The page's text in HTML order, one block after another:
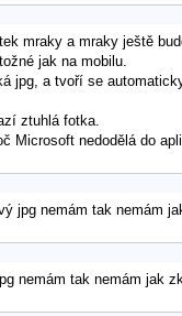
mraky a mraky ještě
jak na mobilu.
jpg, a tvoří se
ztuhlá fotka.
Microsoft nedodělá do
jpg nemám tak nemám
nemám tak nemám jak